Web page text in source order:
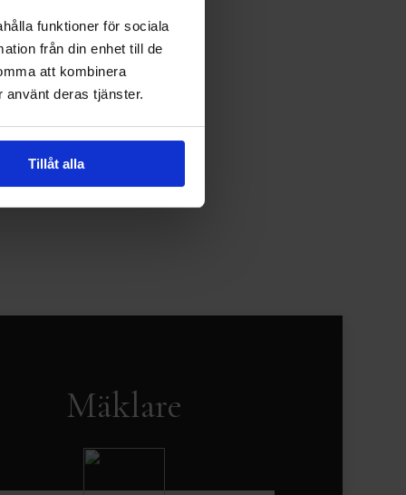
funktioner för sociala
från din enhet till de
att kombinera
använt deras tjänster.
Tillåt alla
Mäklare